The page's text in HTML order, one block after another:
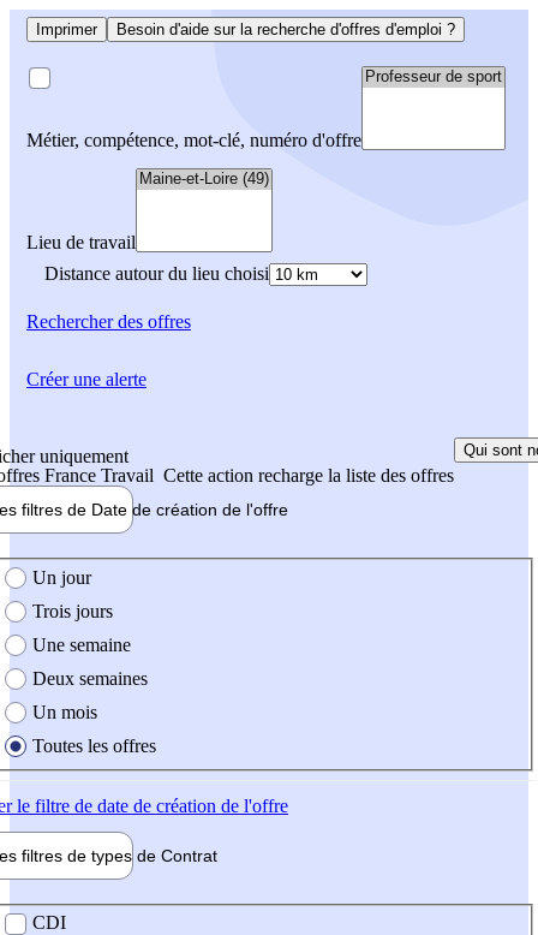
Imprimer Besoin d'aide sur la recherche d'offres d'emploi ?
Métier, compétence, mot-clé, numéro d'offre
Lieu de travail
Distance autour du lieu choisi
Rechercherdes offres
uniquement
France Travail Cette action recharge la liste des offres
Qui sont
filtres de Date de création de l'offre
création de l'offre
Un jour
Trois jours
Une semaine
Deux semaines
Un mois
Toutes les offres
le filtre de date de création de l'offre
filtres de types de Contrat
contrat
CDI
Créer une alerte